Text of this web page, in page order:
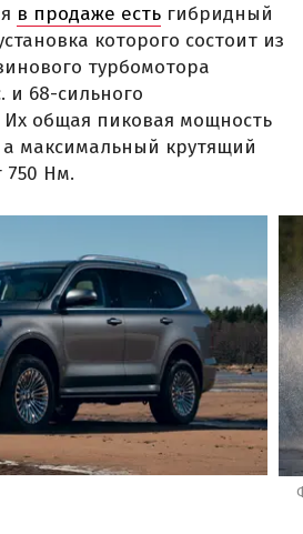
в продаже есть гибридный
которого состоит из
турбомотора
и 68-сильного
Их общая пиковая мощность
а максимальный крутящий
750 Нм.